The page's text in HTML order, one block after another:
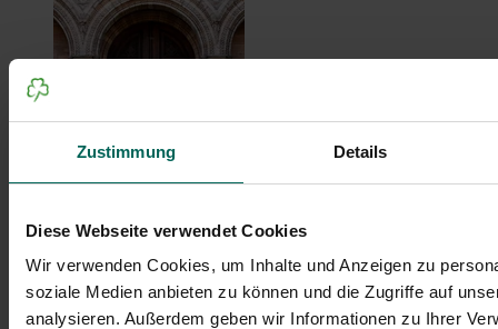
Zustimmung Details
Diese Webseite verwendet Cookies
Wir verwenden Cookies, um Inhalte und Anzeigen zu
soziale Medien anbieten zu können und die Zugriffe auf
analysieren. Außerdem geben wir Informationen zu Ihrer
Verführt hinter die Kulissen